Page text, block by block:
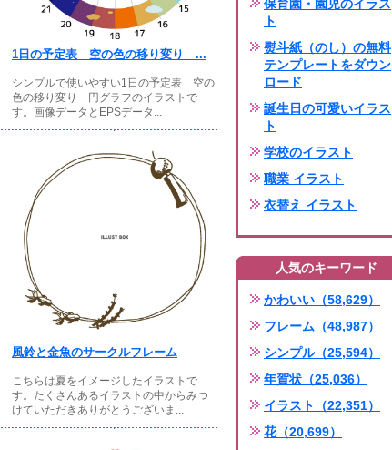
1日の予定表 空の色の移り変り ...
シンプルで使いやすい1日の予定表 空の
色の移り変り 円グラフのイラストで
す。画像データとEPSデータ...
風鈴と金魚のサークルフレーム
こちらは夏をイメージしたイラストで
す。たくさんあるイラストの中からみつ
けていただきありがとうございま...
保育園・園児のイラス
ト
熨斗紙（のし）の無料
テンプレートをダウン
ロード
誕生日の可愛いイラス
ト
学校のイラスト
職業 イラスト
衣替え イラスト
人気のキーワード
かわいい（58,629）
フレーム（48,987）
シンプル（25,594）
年賀状（25,036）
イラスト（22,351）
花（20,699）